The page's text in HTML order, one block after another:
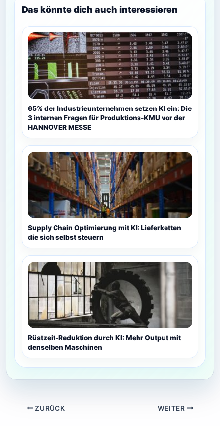
Das könnte dich auch interessieren
65% der Industrieunternehmen setzen KI ein: Die
3 internen Fragen für Produktions-KMU vor der
HANNOVER MESSE
Supply Chain Optimierung mit KI: Lieferketten
die sich selbst steuern
Rüstzeit-Reduktion durch KI: Mehr Output mit
denselben Maschinen
ZURÜCK WEITER